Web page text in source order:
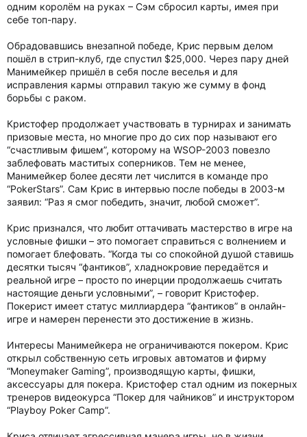
одним королём на руках – Сэм сбросил карты, имея при
себе топ-пару.
Обрадовавшись внезапной победе, Крис первым делом
пошёл в стрип-клуб, где спустил $25,000. Через пару дней
Манимейкер пришёл в себя после веселья и для
исправления кармы отправил такую же сумму в фонд
борьбы с раком.
Кристофер продолжает участвовать в турнирах и занимать
призовые места, но многие про до сих пор называют его
“счастливым фишем”, которому на WSOP-2003 повезло
заблефовать маститых соперников. Тем не менее,
Манимейкер более десяти лет числится в команде про
“PokerStars”. Сам Крис в интервью после победы в 2003-м
заявил: “Раз я смог победить, значит, любой сможет”.
Крис признался, что любит оттачивать мастерство в игре на
условные фишки – это помогает справиться с волнением и
помогает блефовать. “Когда ты со спокойной душой ставишь
десятки тысяч “фантиков”, хладнокровие передаётся и
реальной игре – просто по инерции продолжаешь считать
настоящие деньги условными”, – говорит Кристофер.
Покерист имеет статус миллиардера “фантиков” в онлайн-
игре и намерен перенести это достижение в жизнь.
Интересы Манимейкера не ограничиваются покером. Крис
открыл собственную сеть игровых автоматов и фирму
“Moneymaker Gaming”, производящую карты, фишки,
аксессуары для покера. Кристофер стал одним из покерных
тренеров видеокурса “Покер для чайников” и инструктором
“Playboy Poker Camp”.